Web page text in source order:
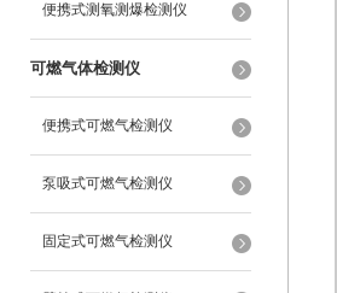
便携式测氧测爆检测仪
可燃气体检测仪
便携式可燃气检测仪
泵吸式可燃气检测仪
固定式可燃气检测仪